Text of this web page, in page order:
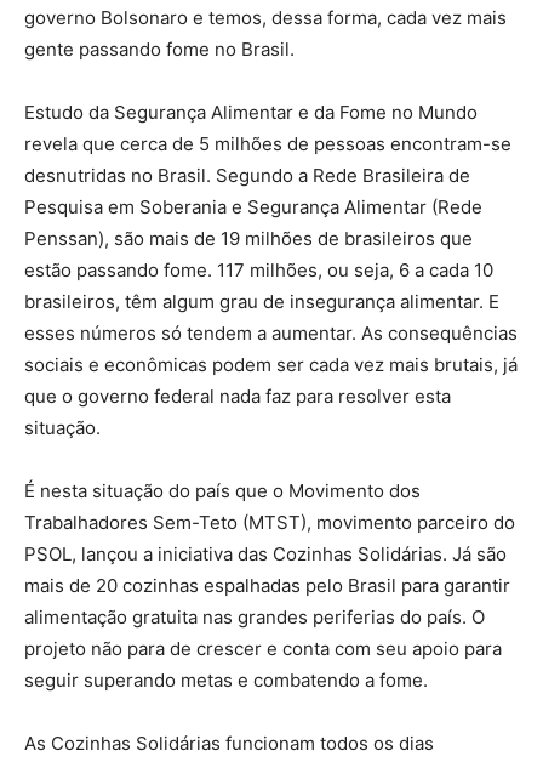
governo Bolsonaro e temos, dessa forma, cada vez mais
gente passando fome no Brasil.
Estudo da Segurança Alimentar e da Fome no Mundo
revela que cerca de 5 milhões de pessoas encontram-se
desnutridas no Brasil. Segundo a Rede Brasileira de
Pesquisa em Soberania e Segurança Alimentar (Rede
Penssan), são mais de 19 milhões de brasileiros que
estão passando fome. 117 milhões, ou seja, 6 a cada 10
brasileiros, têm algum grau de insegurança alimentar. E
esses números só tendem a aumentar. As consequências
sociais e econômicas podem ser cada vez mais brutais, já
que o governo federal nada faz para resolver esta
situação.
É nesta situação do país que o Movimento dos
Trabalhadores Sem-Teto (MTST), movimento parceiro do
PSOL, lançou a iniciativa das Cozinhas Solidárias. Já são
mais de 20 cozinhas espalhadas pelo Brasil para garantir
alimentação gratuita nas grandes periferias do país. O
projeto não para de crescer e conta com seu apoio para
seguir superando metas e combatendo a fome.
As Cozinhas Solidárias funcionam todos os dias